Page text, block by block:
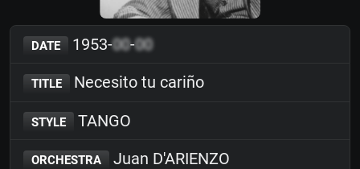
DATE 1953-00-00
TITLE Necesito tu cariño
STYLE TANGO
ORCHESTRA Juan D'ARIENZO